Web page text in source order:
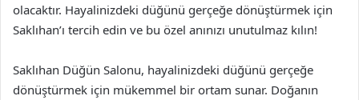
olacaktır. Hayalinizdeki düğünü gerçeğe dönüştürmek için
Saklıhan’ı tercih edin ve bu özel anınızı unutulmaz kılın!
Saklıhan Düğün Salonu, hayalinizdeki düğünü gerçeğe
dönüştürmek için mükemmel bir ortam sunar. Doğanın